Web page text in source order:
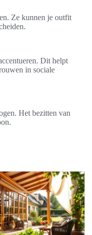
Ze kunnen je outfit
Dit helpt
in sociale
Het bezitten van